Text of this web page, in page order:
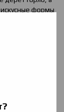
формы
составы (